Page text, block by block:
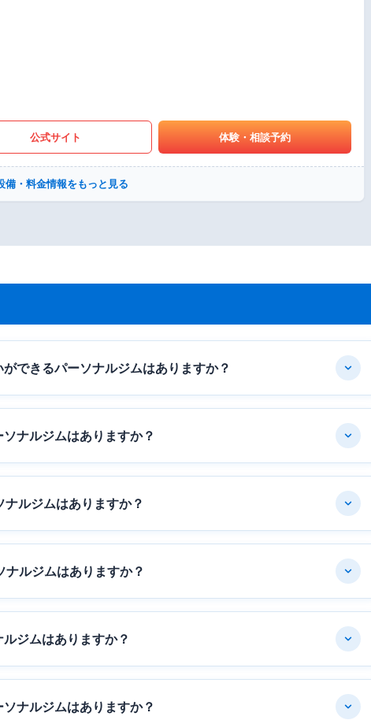
公式サイト 体験・相談予約
備・料金情報をもっと見る
できるパーソナルジムはありますか？
ナルジムはありますか？
ルジムはありますか？
ルジムはありますか？
ジムはありますか？
ナルジムはありますか？